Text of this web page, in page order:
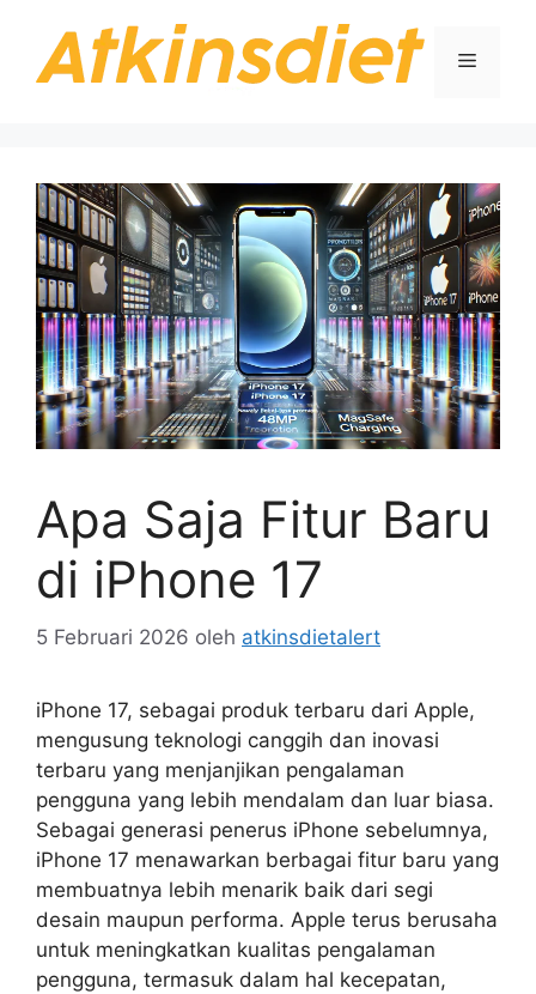
Menu
Apa Saja Fitur Baru
di iPhone 17
5 Februari 2026 oleh atkinsdietalert
iPhone 17, sebagai produk terbaru dari Apple,
mengusung teknologi canggih dan inovasi
terbaru yang menjanjikan pengalaman
pengguna yang lebih mendalam dan luar biasa.
Sebagai generasi penerus iPhone sebelumnya,
iPhone 17 menawarkan berbagai fitur baru yang
membuatnya lebih menarik baik dari segi
desain maupun performa. Apple terus berusaha
untuk meningkatkan kualitas pengalaman
pengguna, termasuk dalam hal kecepatan,